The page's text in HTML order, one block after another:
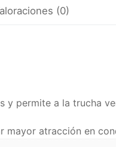
(0)
y permite a la trucha
mayor atracción en